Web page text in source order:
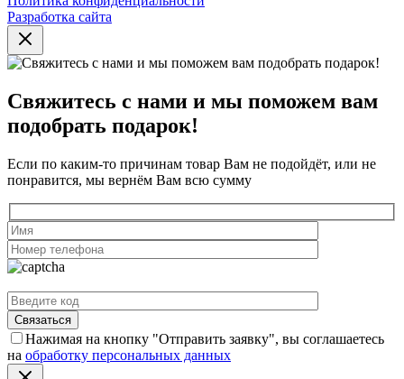
Разработка сайта
Свяжитесь с нами и мы поможем вам
подобрать подарок!
Если по каким-то причинам товар Вам не подойдёт, или не
понравится, мы вернём Вам всю сумму
Нажимая на кнопку "Отправить заявку", вы соглашаетесь
на обработку персональных данных